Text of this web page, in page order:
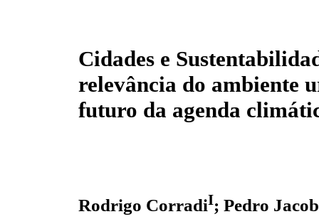
Cidades e
relevância do ambiente
futuro da agenda
Rodrigo CorradiI; Pedro